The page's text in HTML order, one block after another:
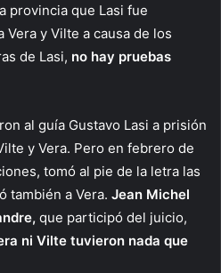
provincia que Lasi fue
y Vilte a causa de los
de Lasi, no hay pruebas
al guía Gustavo Lasi a prisión
y Vera. Pero en febrero de
tomó al pie de la letra las
también a Vera. Jean Michel
que participó del juicio,
ni Vilte tuvieron nada que